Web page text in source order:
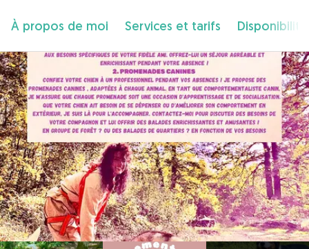
À propos de moi Services et tarifs Disponibilité